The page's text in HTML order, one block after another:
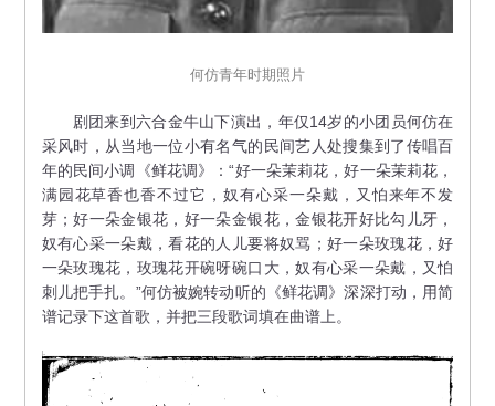
何仿青年时期照片
剧团来到六合金牛山下演出，年仅14岁的小团员何仿在
采风时，从当地一位小有名气的民间艺人处搜集到了传唱百
年的民间小调《鲜花调》：“好一朵茉莉花，好一朵茉莉花，
满园花草香也香不过它，奴有心采一朵戴，又怕来年不发
芽；好一朵金银花，好一朵金银花，金银花开好比勾儿牙，
奴有心采一朵戴，看花的人儿要将奴骂；好一朵玫瑰花，好
一朵玫瑰花，玫瑰花开碗呀碗口大，奴有心采一朵戴，又怕
刺儿把手扎。”何仿被婉转动听的《鲜花调》深深打动，用简
谱记录下这首歌，并把三段歌词填在曲谱上。